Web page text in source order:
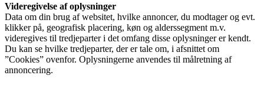
Videregivelse af oplysninger
Data om din brug af websitet, hvilke annoncer, du modtager og evt.
klikker på, geografisk placering, køn og alderssegment m.v.
videregives til tredjeparter i det omfang disse oplysninger er kendt.
Du kan se hvilke tredjeparter, der er tale om, i afsnittet om
”Cookies” ovenfor. Oplysningerne anvendes til målretning af
annoncering.